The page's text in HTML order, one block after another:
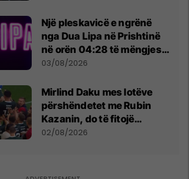
Një pleskavicë e ngrënë
nga Dua Lipa në Prishtinë
në orën 04:28 të mëngjesit
- dhe bota digjitale serbe
03/08/2026
Mirlind Daku mes lotëve
përshëndetet me Rubin
Kazanin, do të fitojë
miliona te Spartak Moska
02/08/2026